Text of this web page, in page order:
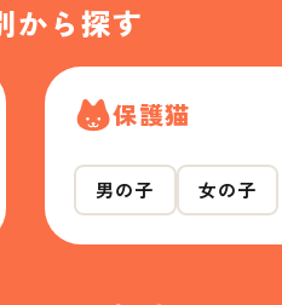
から探す
保護猫
男の子 女の子